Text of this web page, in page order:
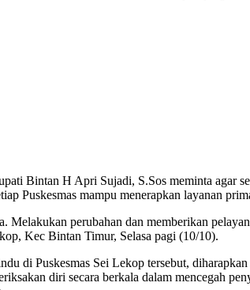
Bintan H Apri Sujadi, S.Sos meminta agar
Puskesmas mampu menerapkan layanan
Melakukan perubahan dan memberikan
Kec Bintan Timur, Selasa pagi (10/10).
di Puskesmas Sei Lekop tersebut,
diri secara berkala dalam mencegah